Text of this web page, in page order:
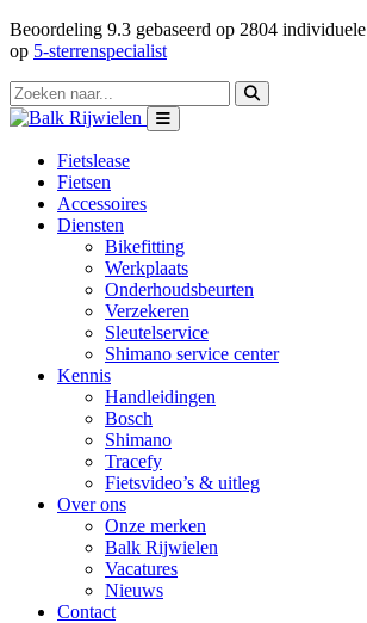
Beoordeling 9.3 gebaseerd op 2804
op 5-sterrenspecialist
Fietslease
Fietsen
Accessoires
Diensten
Bikefitting
Werkplaats
Onderhoudsbeurten
Verzekeren
Sleutelservice
Shimano service center
Kennis
Handleidingen
Bosch
Shimano
Tracefy
Fietsvideo’s & uitleg
Over ons
Onze merken
Balk Rijwielen
Vacatures
Nieuws
Contact